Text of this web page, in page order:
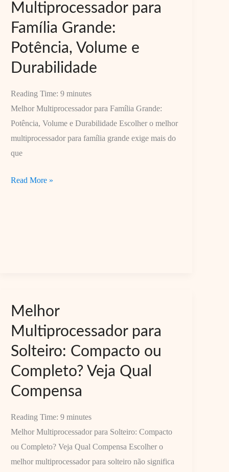
Multiprocessador para
Família Grande:
Potência, Volume e
Durabilidade
Reading Time:9 minutes
Melhor Multiprocessador para Família Grande:
Potência, Volume e Durabilidade Escolher o melhor
multiprocessador para família grande exige mais do
que
Melhor
Read More »
Melhor
Multiprocessador para
Solteiro: Compacto ou
Completo? Veja Qual
Compensa
Reading Time:9 minutes
Melhor Multiprocessador para Solteiro: Compacto
ou Completo? Veja Qual Compensa Escolher o
melhor multiprocessador para solteiro não significa